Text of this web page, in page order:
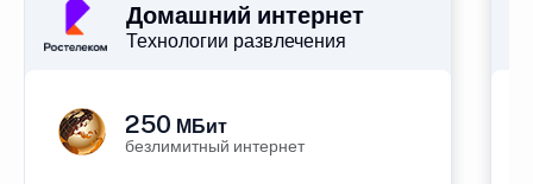
Домашний интернет
Технологии развлечения
250 МБит
безлимитный интернет